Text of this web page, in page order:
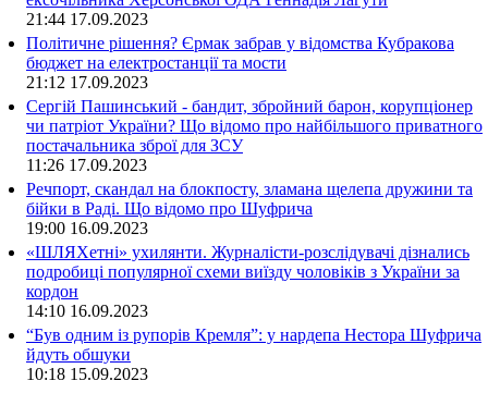
21:44 17.09.2023
Політичне рішення? Єрмак забрав у відомства Кубракова
бюджет на електростанції та мости
21:12 17.09.2023
Сергій Пашинський - бандит, збройний барон, корупціонер
чи патріот України? Що відомо про найбільшого приватного
постачальника зброї для ЗСУ
11:26 17.09.2023
Речпорт, скандал на блокпосту, зламана щелепа дружини та
бійки в Раді. Що відомо про Шуфрича
19:00 16.09.2023
«ШЛЯХетні» ухилянти. Журналісти-розслідувачі дізнались
подробиці популярної схеми виїзду чоловіків з України за
кордон
14:10 16.09.2023
“Був одним із рупорів Кремля”: у нардепа Нестора Шуфрича
йдуть обшуки
10:18 15.09.2023